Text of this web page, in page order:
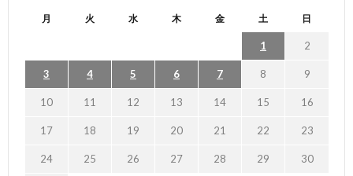
月 火 水 木 金 土 日
1 2
3 4 5 6 7 8 9
10 11 12 13 14 15 16
17 18 19 20 21 22 23
24 25 26 27 28 29 30